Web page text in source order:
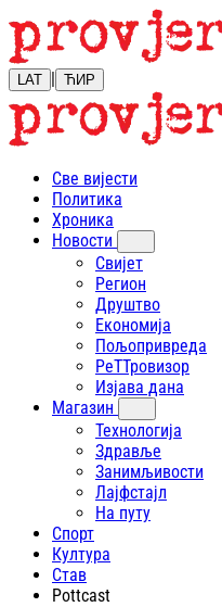
LAT | ЋИР
Све вијести
Политика
Хроника
Новости
Свијет
Регион
Друштво
Економија
Пољопривреда
РеТТровизор
Изјава дана
Магазин
Технологија
Здравље
Занимљивости
Лајфстajл
На путу
Спорт
Култура
Став
Pottcast